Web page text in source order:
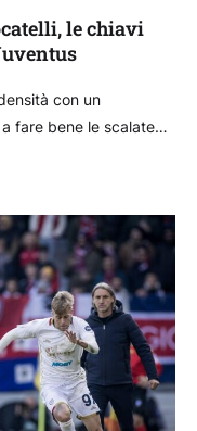
le chiavi
con un
fare bene le scalate